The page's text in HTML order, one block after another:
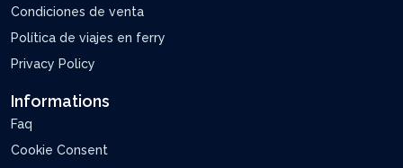
Condiciones de venta
Política de viajes en ferry
Privacy Policy
Informations
Faq
Cookie Consent